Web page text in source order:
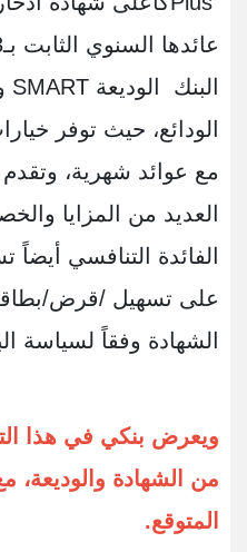
البنك الوديعة SMART والتي تُعد أ
الودائع، حيث توفر
مع عوائد شهرية، وتقدم
العديد من المزايا
الفائدة التنافسي
على تسهيل /قرض/بطاقة
الشهادة وفقاً لسياسة
ويعرض بنكي في هذا
من الشهادة والوديعة،
المتوقع.